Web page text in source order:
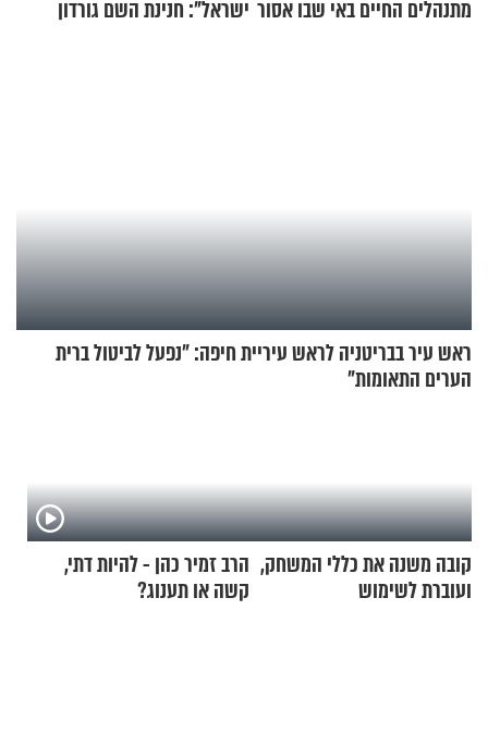
מתנהלים החיים באי שבו אסור ישראל": חנינת השם גורדון
ראש עיר בבריטניה לראש עיריית חיפה: ״נפעל לביטול ברית
הערים התאומות״
קובה משנה את כללי המשחק,
ועוברת לשימוש
הרב זמיר כהן - להיות דתי,
קשה או תענוג?